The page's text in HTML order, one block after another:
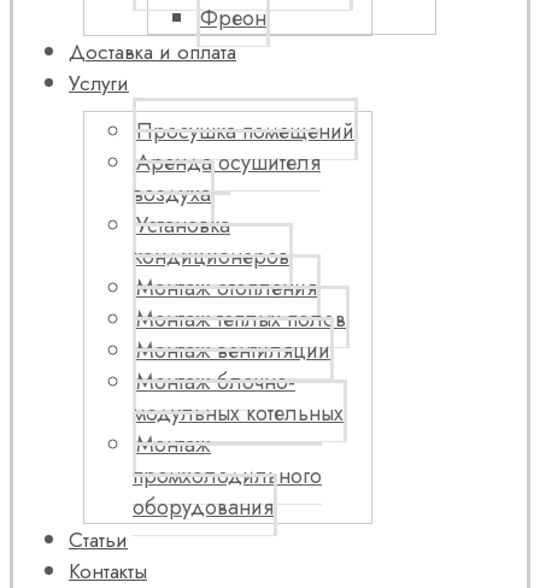
Фреон
Доставка и оплата
Услуги
Просушка помещений
Аренда осушителя
воздуха
Установка
кондиционеров
Монтаж отопления
Монтаж теплых полов
Монтаж вентиляции
Монтаж блочно-
модульных котельных
Монтаж
промхолодильного
оборудования
Статьи
Контакты